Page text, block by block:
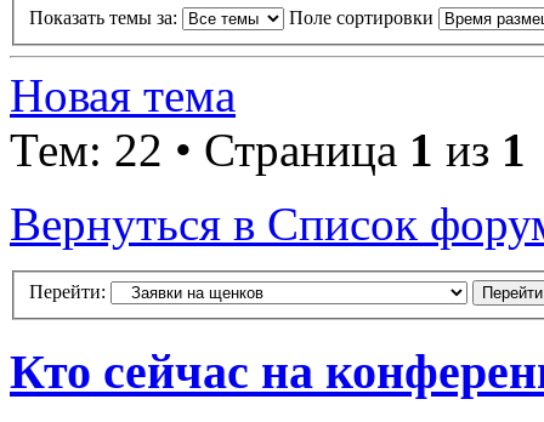
Показать темы за: Поле сортировки
Новая тема
Тем: 22 • Страница 1 из 1
Вернуться в Список
Перейти:
Кто сейчас на